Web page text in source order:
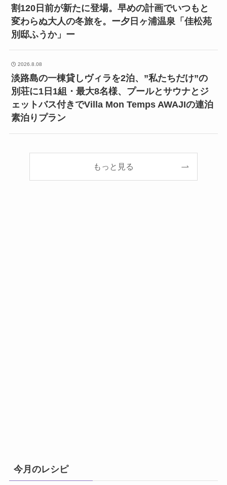
割120日前が新たに登場。早めの計画でいつもと
変わらぬ大人の冬旅を。ー夕日ヶ浦温泉「佳松苑
別邸ふうか」ー
2026.8.08
淡路島の一棟貸しヴィラを2泊、”私たちだけ”の
別荘に1日1組・最大8名様、プールとサウナとジ
ェットバス付きでVilla Mon Temps AWAJIの連泊
素泊りプラン
もっと見る
今月のレシピ